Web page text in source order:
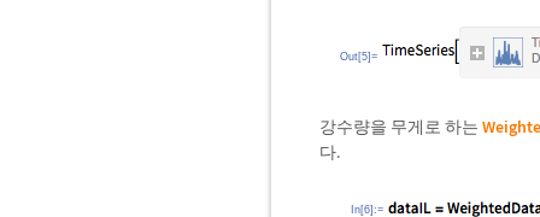
Out[5]=
강수량을 무게로 하는
다.
In[6]:=